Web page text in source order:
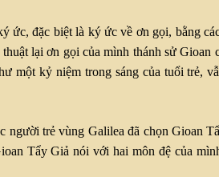
đặc biệt là ký ức về ơn gọi, bằng
lại ơn gọi của mình thánh sử
một kỷ niệm trong sáng của tuổi trẻ,
trẻ vùng Galilea đã chọn Gioan
Tẩy Giả nói với hai môn đệ của